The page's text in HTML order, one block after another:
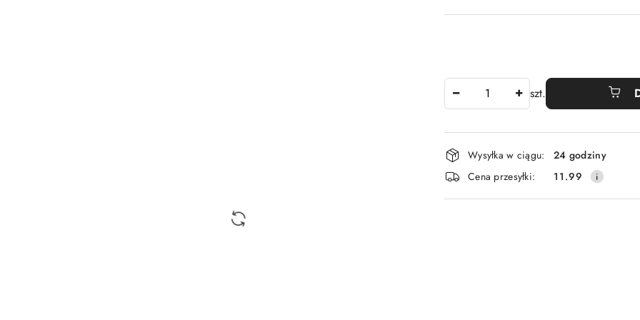
szt.
Dostępność
i
dostawa
Wysyłka w ciągu:
24 godziny
Cena przesyłki:
11.99